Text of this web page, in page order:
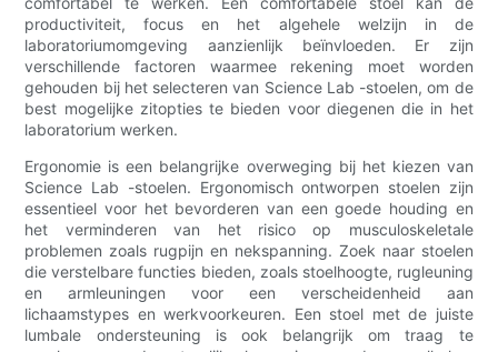
productiviteit, focus en het algehele welzijn in de
laboratoriumomgeving aanzienlijk beïnvloeden. Er zijn
verschillende factoren waarmee rekening moet worden
gehouden bij het selecteren van Science Lab -stoelen, om de
best mogelijke zitopties te bieden voor diegenen die in het
laboratorium werken.
Ergonomie is een belangrijke overweging bij het kiezen van
Science Lab -stoelen. Ergonomisch ontworpen stoelen zijn
essentieel voor het bevorderen van een goede houding en
het verminderen van het risico op musculoskeletale
problemen zoals rugpijn en nekspanning. Zoek naar stoelen
die verstelbare functies bieden, zoals stoelhoogte, rugleuning
en armleuningen voor een verscheidenheid aan
lichaamstypes en werkvoorkeuren. Een stoel met de juiste
lumbale ondersteuning is ook belangrijk om traag te